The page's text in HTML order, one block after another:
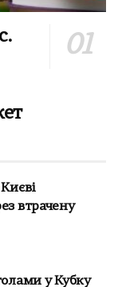
втрачену
у Кубку